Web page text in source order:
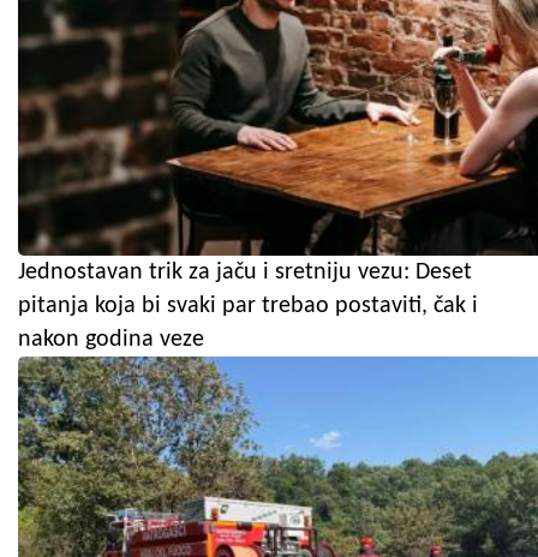
Jednostavan trik za jaču i sretniju vezu: Deset
pitanja koja bi svaki par trebao postaviti, čak i
nakon godina veze